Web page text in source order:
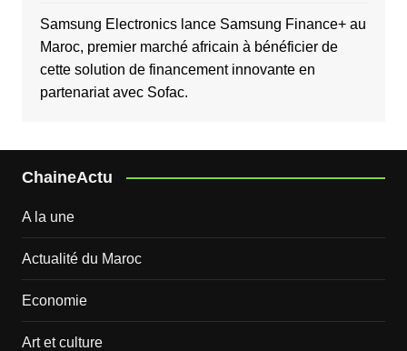
Samsung Electronics lance Samsung Finance+ au
Maroc, premier marché africain à bénéficier de
cette solution de financement innovante en
partenariat avec Sofac.
ChaineActu
A la une
Actualité du Maroc
Economie
Art et culture